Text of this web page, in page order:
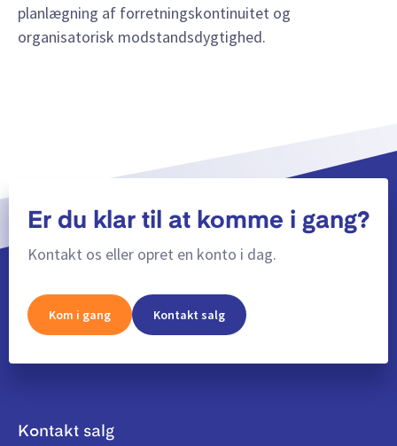
planlægning af forretningskontinuitet og
organisatorisk modstandsdygtighed.
Er du klar til at komme i gang?
Kontakt os eller opret en konto i dag.
Kom i gang Kontakt salg
Kontakt salg